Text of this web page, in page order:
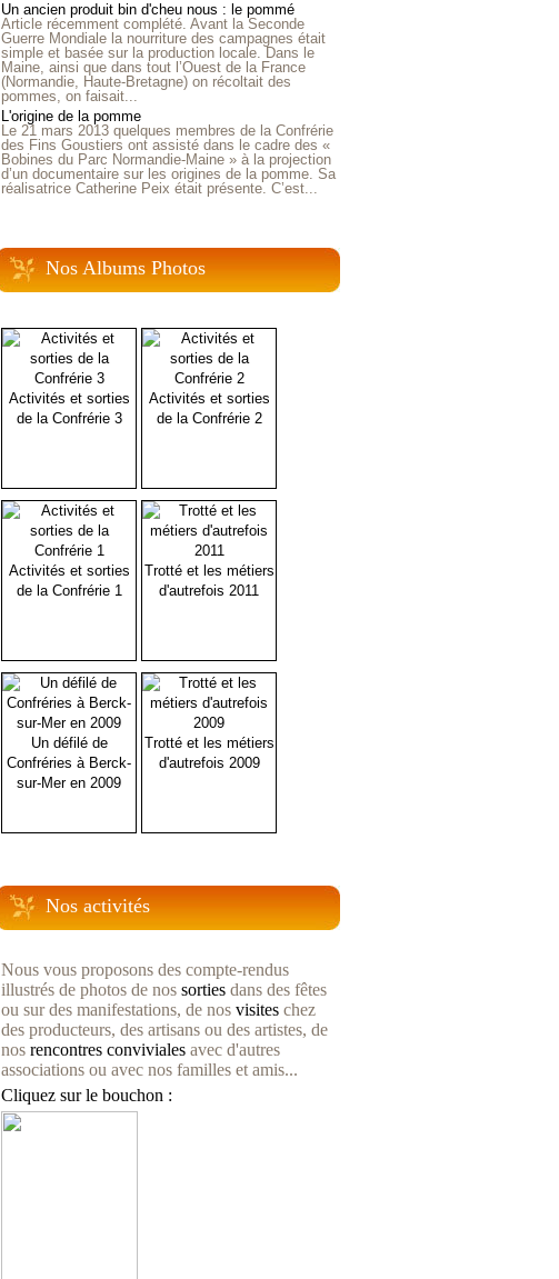
Un ancien produit bin d'cheu nous : le pommé
Article récemment complété. Avant la Seconde
Guerre Mondiale la nourriture des campagnes était
simple et basée sur la production locale. Dans le
Maine, ainsi que dans tout l’Ouest de la France
(Normandie, Haute-Bretagne) on récoltait des
pommes, on faisait...
L'origine de la pomme
Le 21 mars 2013 quelques membres de la Confrérie
des Fins Goustiers ont assisté dans le cadre des «
Bobines du Parc Normandie-Maine » à la projection
d’un documentaire sur les origines de la pomme. Sa
réalisatrice Catherine Peix était présente. C’est...
Nos Albums Photos
Activités et sorties
de la Confrérie 3
Activités et sorties
de la Confrérie 2
Activités et sorties
de la Confrérie 1
Trotté et les métiers
d'autrefois 2011
Un défilé de
Confréries à Berck-
sur-Mer en 2009
Trotté et les métiers
d'autrefois 2009
Nos activités
Nous vous proposons des compte-rendus
illustrés de photos de nos sorties dans des fêtes
ou sur des manifestations, de nos visites chez
des producteurs, des artisans ou des artistes, de
nos rencontres conviviales avec d'autres
associations ou avec nos familles et amis...
Cliquez sur le bouchon :